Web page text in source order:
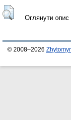
Оглянути опис
© 2008–2026